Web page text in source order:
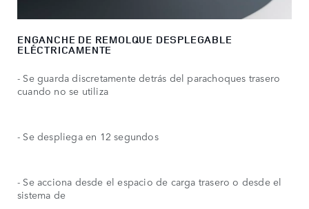
ENGANCHE DE REMOLQUE DESPLEGABLE
ELÉCTRICAMENTE
- Se guarda discretamente detrás del parachoques trasero
cuando no se utiliza
- Se despliega en 12 segundos
- Se acciona desde el espacio de carga trasero o desde el
sistema de